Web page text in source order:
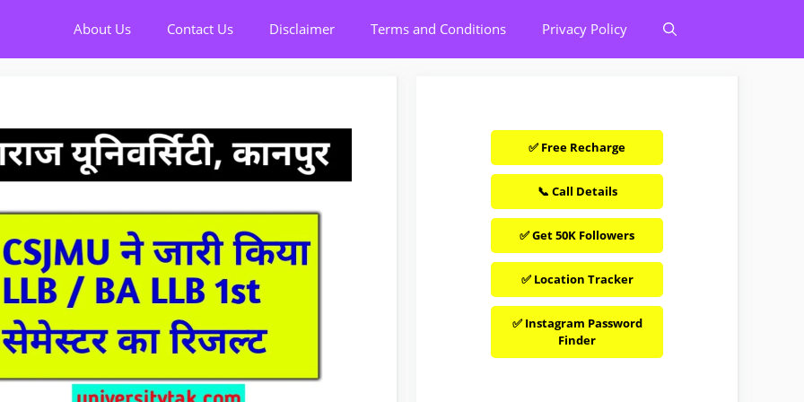
About Us Contact Us Disclaimer Terms and Conditions Privacy Policy
✅ Free Recharge
📞 Call Details
✅ Get 50K Followers
✅ Location Tracker
✅ Instagram Password
Finder